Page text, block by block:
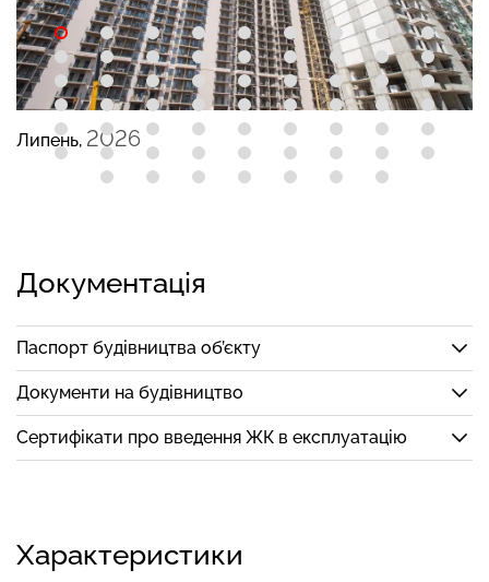
Липень, 2026
Документація
Паспорт будівництва об’єкту
Документи на будівництво
Сертифікати про введення ЖК в експлуатацію
Характеристики